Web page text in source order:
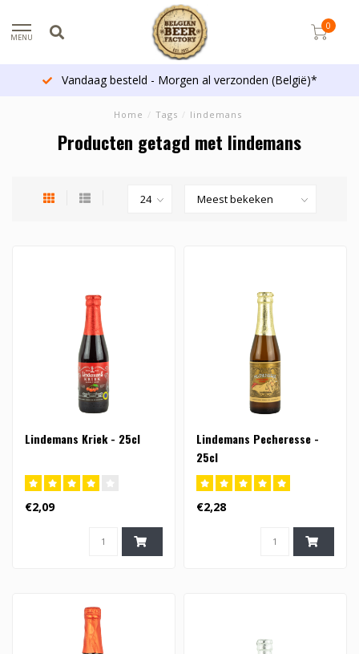
MENU
0
Vandaag besteld - Morgen al verzonden (België)*
Home / Tags / lindemans
Producten getagd met lindemans
Lindemans Kriek - 25cl
€2,09
Lindemans Pecheresse -
25cl
€2,28